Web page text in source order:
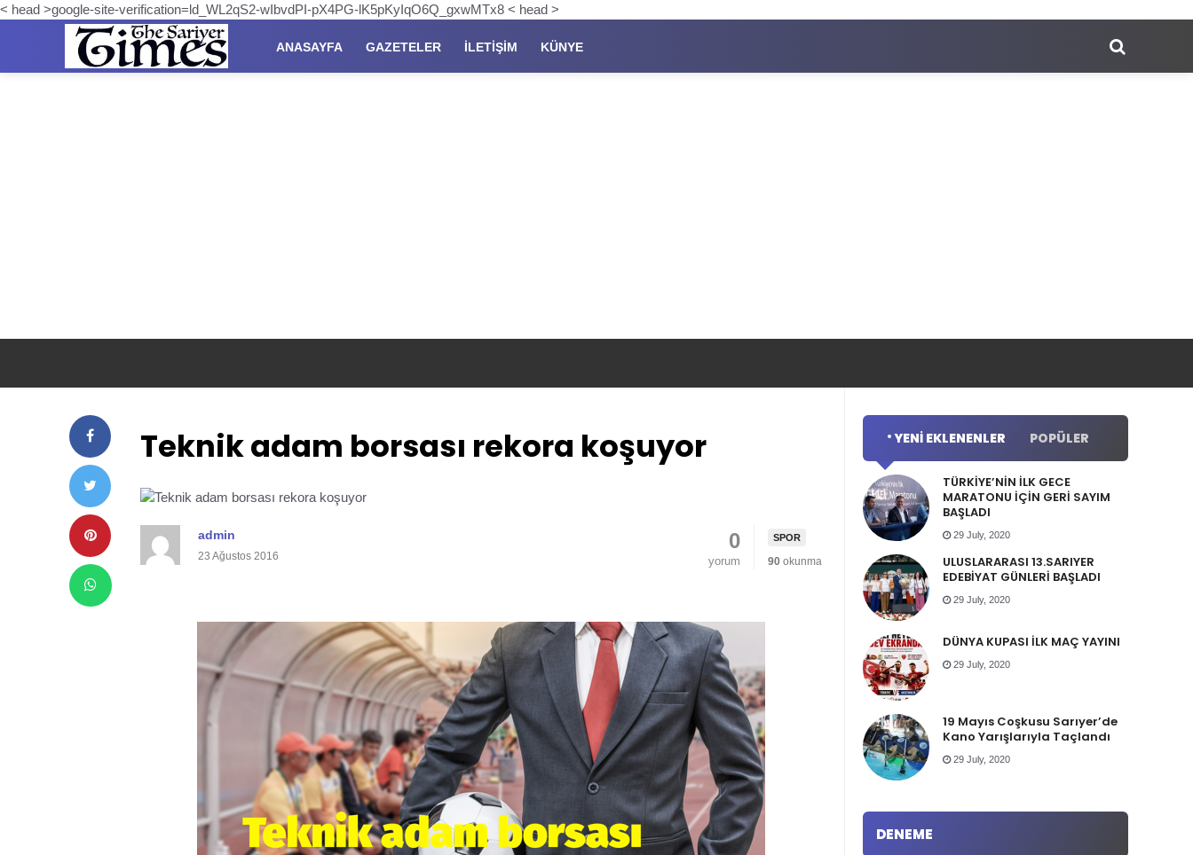
< head >google-site-verification=ld_WL2qS2-wIbvdPI-pX4PG-lK5pKyIqO6Q_gxwMTx8 < head >
ANASAYFA GAZETELER İLETIŞIM KÜNYE
Teknik adam borsası rekora koşuyor
admin
23 Ağustos 2016
SPOR
90 okunma
0
yorum
YENI EKLENENLER POPÜLER
TÜRKİYE’NİN İLK GECE
MARATONU İÇİN GERİ SAYIM
BAŞLADI
29 July, 2020
ULUSLARARASI 13.SARIYER
EDEBİYAT GÜNLERİ BAŞLADI
29 July, 2020
DÜNYA KUPASI İLK MAÇ YAYINI
29 July, 2020
19 Mayıs Coşkusu Sarıyer’de
Kano Yarışlarıyla Taçlandı
29 July, 2020
DENEME